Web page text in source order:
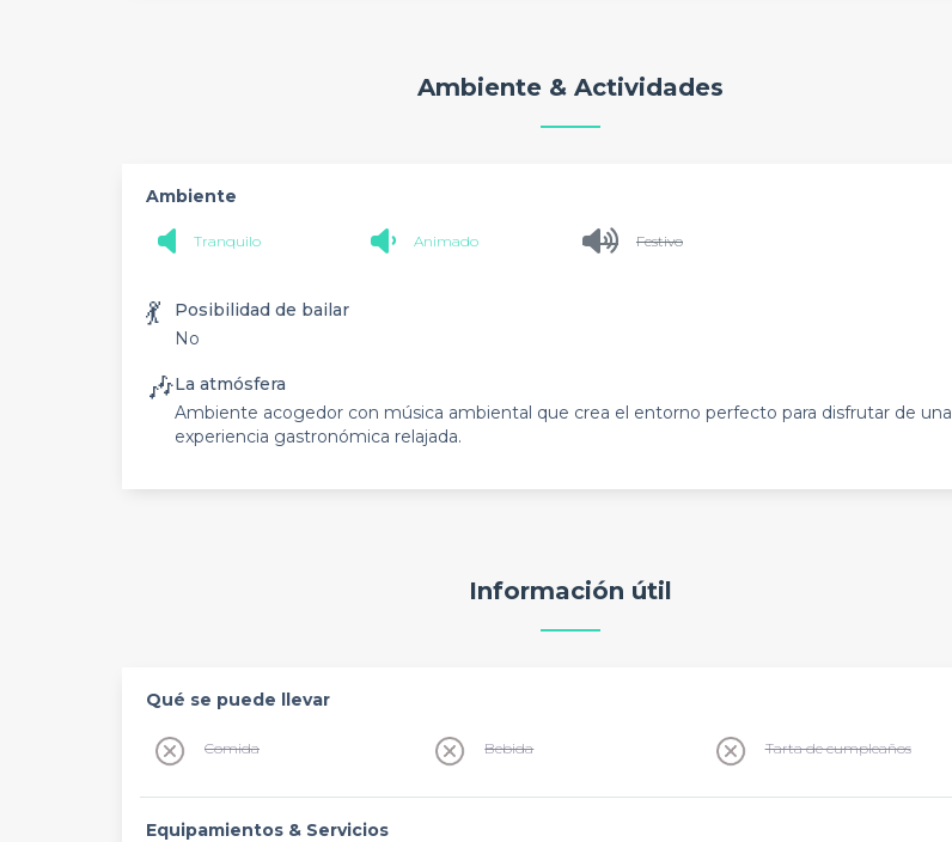
Ambiente & Actividades
Ambiente
Tranquilo Animado Festivo
💃
Posibilidad de bailar
No
🎶La atmósfera
Ambiente acogedor con música ambiental que crea el entorno perfecto para disfrutar de una
experiencia gastronómica relajada.
Información útil
Qué se puede llevar
Comida Bebida Tarta de cumpleaños
Equipamientos & Servicios